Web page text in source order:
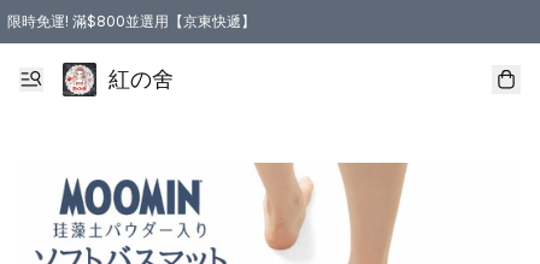
限時免運! 滿$800並選用【京東快遞】
紅の舍